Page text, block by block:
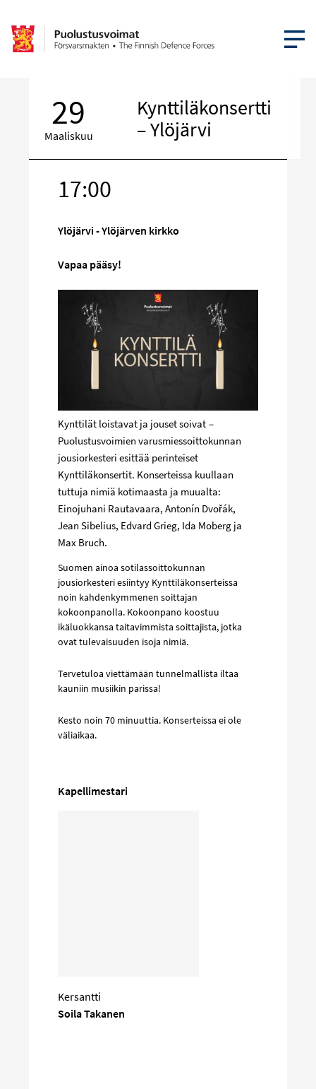
AVAA
29
Maaliskuu
Kynttiläkonsertti
– Ylöjärvi
17:00
Ylöjärvi - Ylöjärven kirkko
Vapaa pääsy!
Kynttilät loistavat ja jouset soivat –
Puolustusvoimien varusmiessoittokunnan
jousiorkesteri esittää perinteiset
Kynttiläkonsertit. Konserteissa kuullaan
tuttuja nimiä kotimaasta ja muualta:
Einojuhani Rautavaara, Antonín Dvořák,
Jean Sibelius, Edvard Grieg, Ida Moberg ja
Max Bruch.
Suomen ainoa sotilassoittokunnan
jousiorkesteri esiintyy Kynttiläkonserteissa
noin kahdenkymmenen soittajan
kokoonpanolla. Kokoonpano koostuu
ikäluokkansa taitavimmista soittajista, jotka
ovat tulevaisuuden isoja nimiä.
Tervetuloa viettämään tunnelmallista iltaa
kauniin musiikin parissa!
Kesto noin 70 minuuttia. Konserteissa ei ole
väliaikaa.
Kapellimestari
Kersantti
Soila Takanen